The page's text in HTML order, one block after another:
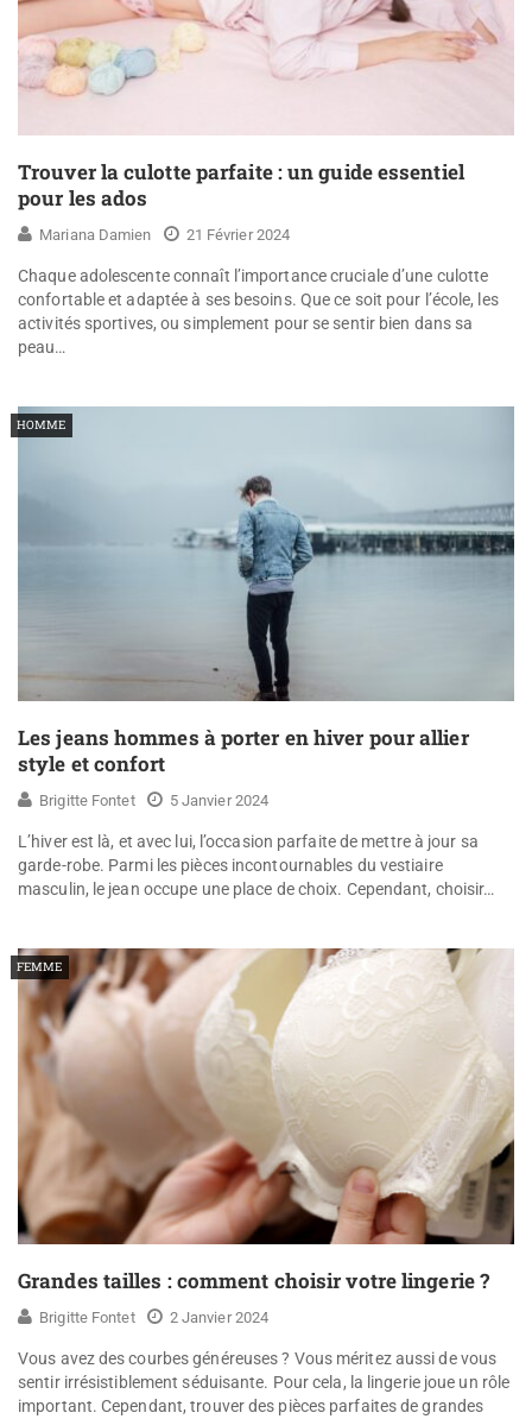
Trouver la culotte parfaite : un guide essentiel
pour les ados
Mariana Damien 21 Février 2024
Chaque adolescente connaît l’importance cruciale d’une culotte
confortable et adaptée à ses besoins. Que ce soit pour l’école, les
activités sportives, ou simplement pour se sentir bien dans sa
peau…
HOMME
Les jeans hommes à porter en hiver pour allier
style et confort
Brigitte Fontet 5 Janvier 2024
L’hiver est là, et avec lui, l’occasion parfaite de mettre à jour sa
garde-robe. Parmi les pièces incontournables du vestiaire
masculin, le jean occupe une place de choix. Cependant, choisir…
FEMME
Grandes tailles : comment choisir votre lingerie ?
Brigitte Fontet 2 Janvier 2024
Vous avez des courbes généreuses ? Vous méritez aussi de vous
sentir irrésistiblement séduisante. Pour cela, la lingerie joue un rôle
important. Cependant, trouver des pièces parfaites de grandes